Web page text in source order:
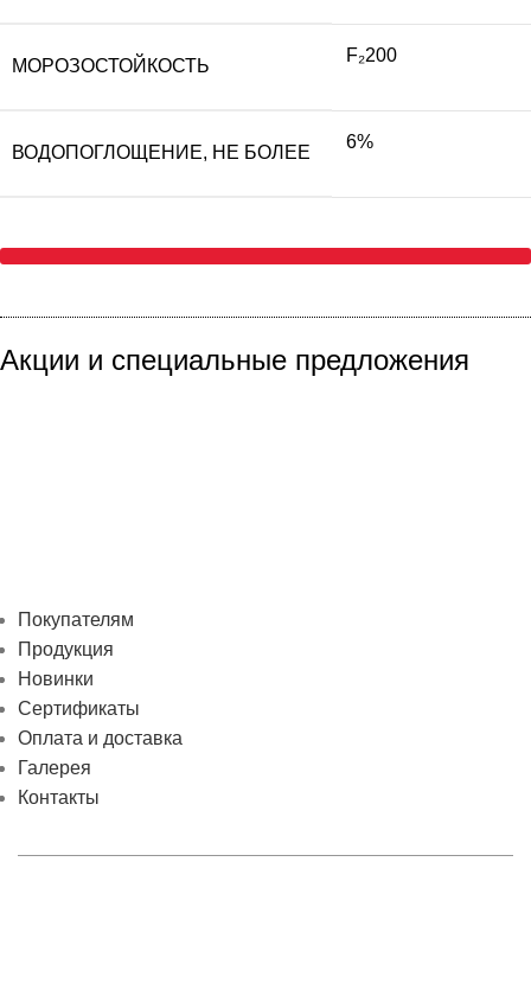
МОРОЗОСТОЙКОСТЬ
F₂200
ВОДОПОГЛОЩЕНИЕ, НЕ БОЛЕЕ
6%
Акции и специальные предложения
Покупателям
Продукция
Новинки
Сертификаты
Оплата и доставка
Галерея
Контакты